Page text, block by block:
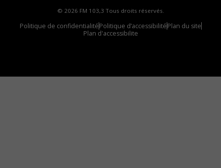
© 2026 FM 103,3 Tous droits réservés.
Politique de confidentialitéPolitique d’accessibilitéPlan du site
Plan d'accessibilite